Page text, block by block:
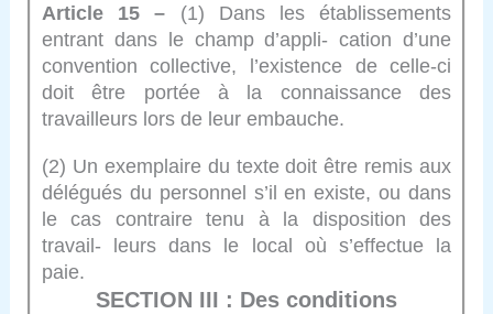
Article 15 – (1) Dans les établissements
entrant dans le champ d’appli- cation d’une
convention collective, l’existence de celle-ci
doit être portée à la connaissance des
travailleurs lors de leur embauche.
(2) Un exemplaire du texte doit être remis aux
délégués du personnel s’il en existe, ou dans
le cas contraire tenu à la disposition des
travail- leurs dans le local où s’effectue la
paie.
SECTION III : Des conditions